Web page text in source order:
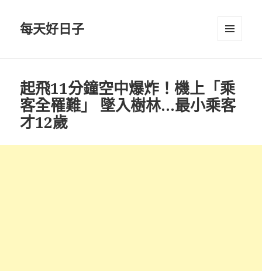
每天好日子
起飛11分鐘空中爆炸！機上「乘
客全罹難」 墜入樹林…最小乘客
才12歲